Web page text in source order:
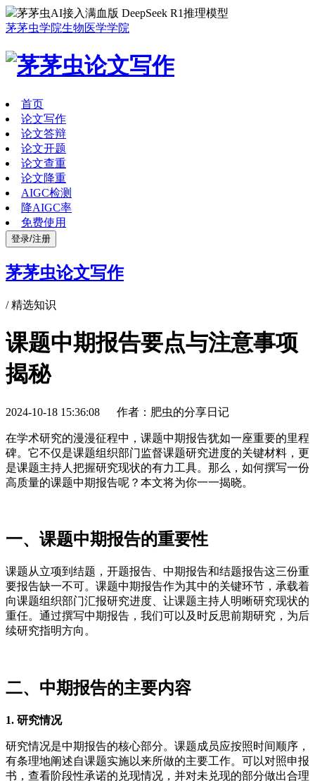
茅茅虫AI接入满血版 DeepSeek R1推理模型
茅茅虫学院生物医学学院
首页
论文写作
论文答辩
论文开题
论文查重
论文降重
AIGC检测
降AIGC率
免费使用
登录/注册
茅茅虫论文写作
/精选知识
课题中期报告要点与注意事项
揭秘
2024-10-18 15:36:08 作者：肥虫的分享日记
在学术研究的漫漫征程中，课题中期报告犹如一座重要的里程
碑。它不仅是课题组织部门监督课题研究进度的关键材料，更
是课题主持人把握研究现状的有力工具。那么，如何撰写一份
高质量的课题中期报告呢？本文将为你一一揭晓。
一、课题中期报告的重要性
课题从立项到结题，开题报告、中期报告和结题报告这三份重
要报告缺一不可。课题中期报告作为其中的关键环节，承载着
向课题组织部门汇报研究进度、让课题主持人明晰研究现状的
重任。通过撰写中期报告，我们可以及时反思前期研究，为后
续研究指明方向。
二、中期报告的主要内容
1. 研究情况
研究情况是中期报告的核心部分。课题成员应按照时间顺序，
有条理地阐述自课题实施以来所做的主要工作。可以对照申报
书，查看阶段性承诺的兑现情况，并对未兑现的部分做出合理